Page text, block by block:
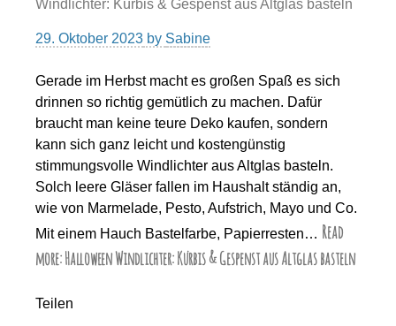
Windlichter: Kürbis & Gespenst aus Altglas basteln
29. Oktober 2023 by Sabine
Gerade im Herbst macht es großen Spaß es sich
drinnen so richtig gemütlich zu machen. Dafür
braucht man keine teure Deko kaufen, sondern
kann sich ganz leicht und kostengünstig
stimmungsvolle Windlichter aus Altglas basteln.
Solch leere Gläser fallen im Haushalt ständig an,
wie von Marmelade, Pesto, Aufstrich, Mayo und Co.
Mit einem Hauch Bastelfarbe, Papierresten… Read
more: Halloween Windlichter: Kürbis & Gespenst aus Altglas basteln
Teilen